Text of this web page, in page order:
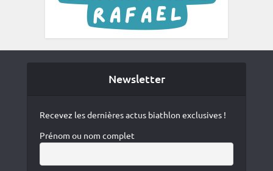
Newsletter
Recevez les dernières actus biathlon exclusives !
Prénom ou nom complet